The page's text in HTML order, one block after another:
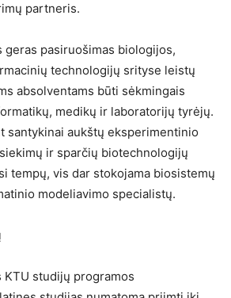
partneris.
geras pasiruošimas biologijos,
technologijų srityse leistų
absolventams būti sėkmingais
medikų ir laboratorijų tyrėjų.
santykinai aukštų eksperimentinio
ir sparčių biotechnologijų
tempų, vis dar stokojama biosistemų
modeliavimo specialistų.
KTU studijų programos